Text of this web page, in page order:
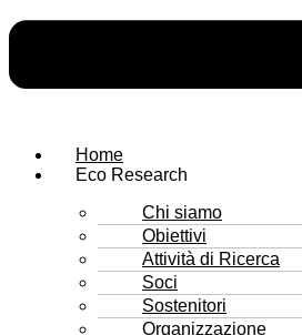
Home
Eco Research
Chi siamo
Obiettivi
Attività di Ricerca
Soci
Sostenitori
Organizzazione